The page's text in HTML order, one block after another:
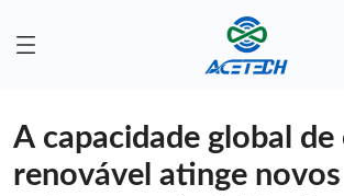
A capacidade global de
renovável atinge novos